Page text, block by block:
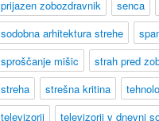
prijazen zobozdravnik
senca
sodobna arhitektura strehe
sproščanje mišic
strah pred
streha
strešna kritina
televizorji
televizorji v dnevni